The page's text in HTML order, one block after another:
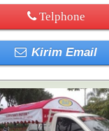
Telphone
Kirim Email